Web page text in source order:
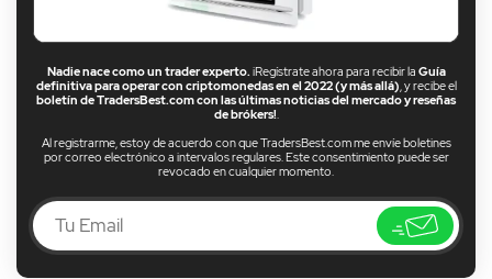
Nadie nace como un trader experto.¡Regístrate ahora para recibir la Guía
definitiva para operar con criptomonedas en el 2022 (y más allá), y recibe el
boletín de TradersBest.com con las últimas noticias del mercado y reseñas
de brókers!.
Al registrarme, estoy de acuerdo con que TradersBest.com me envíe boletines
por correo electrónico a intervalos regulares. Este consentimiento puede ser
revocado en cualquier momento.